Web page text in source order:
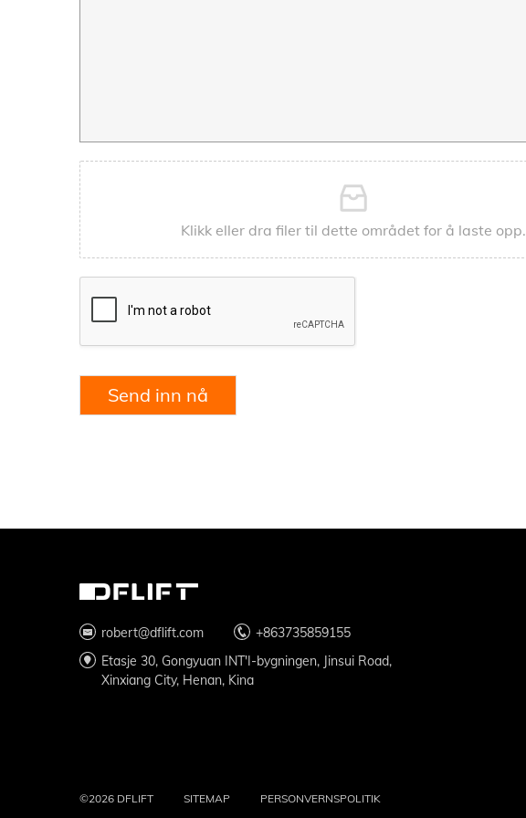
Klikk eller dra filer til dette området for å laste opp.
Send inn nå
robert@dflift.com
+863735859155
Etasje 30, Gongyuan INT'I-bygningen, Jinsui Road,
Xinxiang City, Henan, Kina
©2026 DFLIFT SITEMAP PERSONVERNSPOLITIK